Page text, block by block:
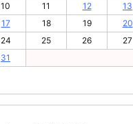
10 11 12 13
17 18 19 20
24 25 26 27
31